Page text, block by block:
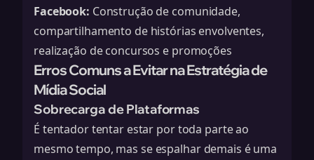
Facebook: Construção de comunidade,
compartilhamento de histórias envolventes,
realização de concursos e promoções
Erros Comuns a Evitar na Estratégia de
Mídia Social
Sobrecarga de Plataformas
É tentador tentar estar por toda parte ao
mesmo tempo, mas se espalhar demais é uma